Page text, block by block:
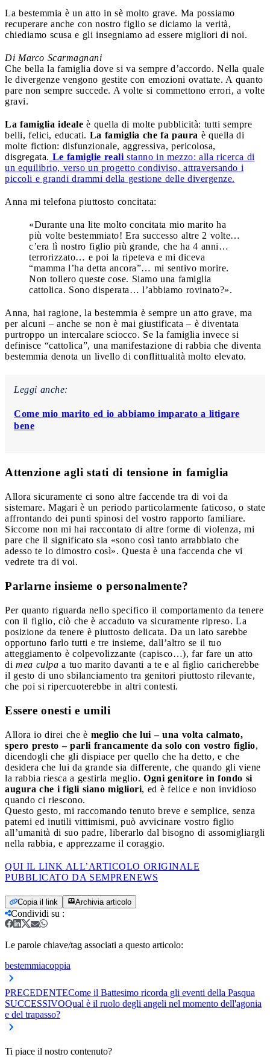
La bestemmia è un atto in sè molto grave. Ma possiamo
recuperare anche con nostro figlio se diciamo la verità,
chiediamo scusa e gli insegniamo ad essere migliori di noi.
Di Marco Scarmagnani
Che bella la famiglia dove si va sempre d’accordo. Nella quale
le divergenze vengono gestite con emozioni ovattate. A quanto
pare non sempre succede. A volte si commettono errori, a volte
gravi.
La famiglia ideale è quella di molte pubblicità: tutti sempre
belli, felici, educati. La famiglia che fa paura è quella di
molte fiction: disfunzionale, aggressiva, pericolosa,
disgregata. Le famiglie reali stanno in mezzo: alla ricerca di
un equilibrio, verso un progetto condiviso, attraversando i
piccoli e grandi drammi della gestione delle divergenze.
Anna mi telefona piuttosto concitata:
«Durante una lite molto concitata mio marito ha
più volte bestemmiato! Era successo altre 2 volte…
c’era lì nostro figlio più grande, che ha 4 anni…
terrorizzato… e poi la ripeteva e mi diceva
“mamma l’ha detta ancora”… mi sentivo morire.
Non tollero queste cose. Siamo una famiglia
cattolica. Sono disperata… l’abbiamo rovinato?».
Anna, hai ragione, la bestemmia è sempre un atto grave, ma
per alcuni – anche se non è mai giustificata – è diventata
purtroppo un intercalare sciocco. Se la famiglia invece si
definisce “cattolica”, una manifestazione di rabbia che diventa
bestemmia denota un livello di conflittualità molto elevato.
Leggi anche:
Come mio marito ed io abbiamo imparato a litigare
bene
Attenzione agli stati di tensione in famiglia
Allora sicuramente ci sono altre faccende tra di voi da
sistemare. Magari è un periodo particolarmente faticoso, o state
affrontando dei punti spinosi del vostro rapporto familiare.
Siccome non mi hai raccontato di altre forme di violenza, mi
pare che il significato sia «sono così tanto arrabbiato che
adesso te lo dimostro così». Questa è una faccenda che vi
vedrete tra di voi.
Parlarne insieme o personalmente?
Per quanto riguarda nello specifico il comportamento da tenere
con il figlio, ciò che è accaduto va sicuramente ripreso. La
posizione da tenere è piuttosto delicata. Da un lato sarebbe
opportuno farlo tutti e tre insieme, dall’altro se il tuo
atteggiamento è colpevolizzante (capisco…), far fare un atto
di mea culpa a tuo marito davanti a te e al figlio caricherebbe
il gesto di uno sbilanciamento tra genitori piuttosto rilevante,
che poi si ripercuoterebbe in altri contesti.
Essere onesti e umili
Allora io direi che è meglio che lui – una volta calmato,
spero presto – parli francamente da solo con vostro figlio,
dicendogli che gli dispiace per quello che ha detto, e che
desidera che lui da grande sia differente, che quando gli viene
la rabbia riesca a gestirla meglio. Ogni genitore in fondo si
augura che i figli siano migliori, ed è felice e non invidioso
quando ci riescono.
Questo gesto, mi raccomando tenuto breve e semplice, senza
patemi ed inutili vittimismi, può avvicinare vostro figlio
all’umanità di suo padre, liberarlo dal bisogno di assomigliargli
nella rabbia, e apprezzarne il coraggio.
QUI IL LINK ALL’ARTICOLO ORIGINALE
PUBBLICATO DA SEMPRENEWS
Copia il link Archivia articolo
Condividi su :
Le parole chiave/tag associati a questo articolo:
bestemmiacoppia
PRECEDENTECome il Battesimo ricorda gli eventi della Pasqua
SUCCESSIVOQual è il ruolo degli angeli nel momento dell'agonia
e del trapasso?
Ti piace il nostro contenuto?